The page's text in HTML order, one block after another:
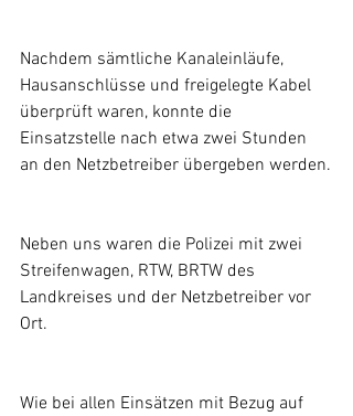
Nachdem sämtliche Kanaleinläufe,
Hausanschlüsse und freigelegte Kabel
überprüft waren, konnte die
Einsatzstelle nach etwa zwei Stunden
an den Netzbetreiber übergeben werden.
Neben uns waren die Polizei mit zwei
Streifenwagen, RTW, BRTW des
Landkreises und der Netzbetreiber vor
Ort.
Wie bei allen Einsätzen mit Bezug auf